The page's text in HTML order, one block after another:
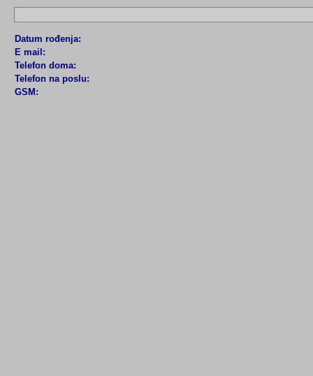
Datum rođenja:
E mail:
Telefon doma:
Telefon na poslu:
GSM: